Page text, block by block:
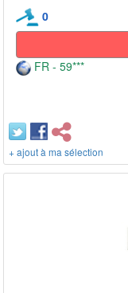
0
FR - 59***
+ ajout à ma sélection